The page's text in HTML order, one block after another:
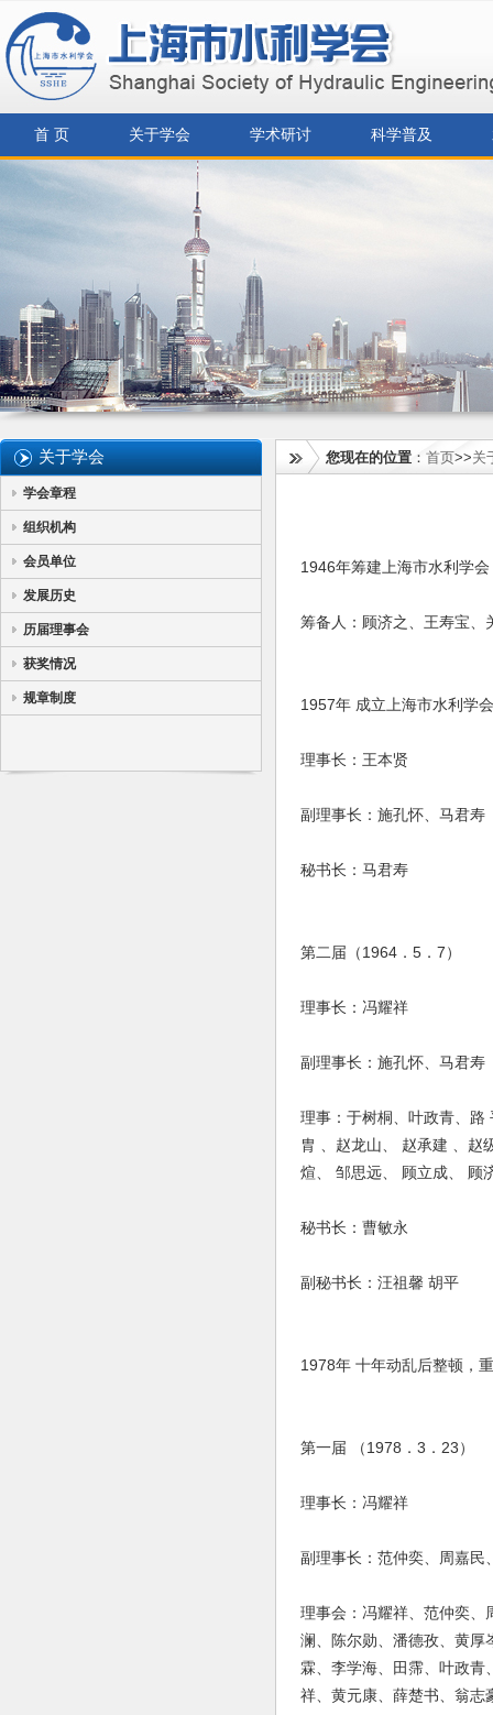
首 页 关于学会 学术研讨 科学普及
关于学会
学会章程
组织机构
会员单位
发展历史
历届理事会
获奖情况
规章制度
您现在的位置 ： 首页>>关
1946年筹建上海市水利学
筹备人：顾济之、王寿宝、
1957年 成立上海市水利学
理事长：王本贤
副理事长：施孔怀、马君寿
秘书长：马君寿
第二届（1964．5．7）
理事长：冯耀祥
副理事长：施孔怀、马君寿
理事：于树桐、叶政青、路
胄 、赵龙山、 赵承建 、赵
煊、 邹思远、 顾立成、 顾
秘书长：曹敏永
副秘书长：汪祖馨 胡平
1978年 十年动乱后整顿，
第一届 （1978．3．23）
理事长：冯耀祥
副理事长：范仲奕、周嘉
理事会：冯耀祥、范仲奕、
澜、陈尔勋、潘德孜、黄厚
霖、李学海、田霈、叶政
祥、黄元康、薛楚书、翁